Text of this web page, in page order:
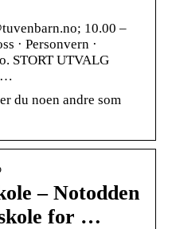
10.00 –
· Personvern ·
STORT UTVALG
…
du noen andre som
– Notodden
for …